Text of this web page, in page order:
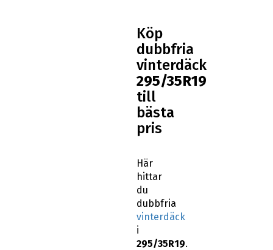
Köp
dubbfria
vinterdäck
295/35R19
till
bästa
pris
Här
hittar
du
dubbfria
vinterdäck
i
295/35R19.